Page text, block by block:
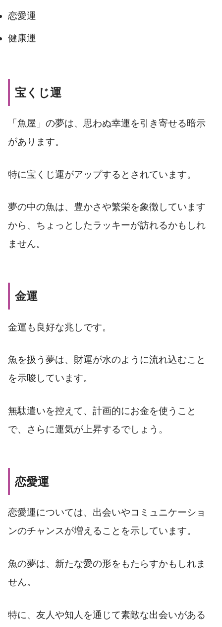
恋愛運
健康運
宝くじ運
「魚屋」の夢は、思わぬ幸運を引き寄せる暗示
があります。
特に宝くじ運がアップするとされています。
夢の中の魚は、豊かさや繁栄を象徴しています
から、ちょっとしたラッキーが訪れるかもしれ
ません。
金運
金運も良好な兆しです。
魚を扱う夢は、財運が水のように流れ込むこと
を示唆しています。
無駄遣いを控えて、計画的にお金を使うこと
で、さらに運気が上昇するでしょう。
恋愛運
恋愛運については、出会いやコミュニケーショ
ンのチャンスが増えることを示しています。
魚の夢は、新たな愛の形をもたらすかもしれま
せん。
特に、友人や知人を通じて素敵な出会いがある